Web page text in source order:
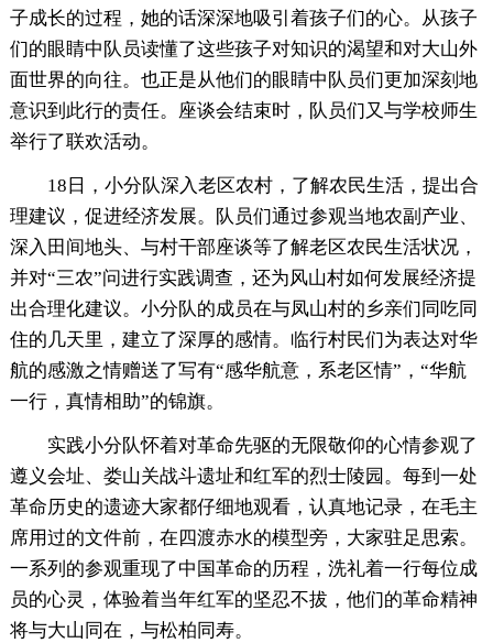
子成长的过程，她的话深深地吸引着孩子们的心。从孩子
们的眼睛中队员读懂了这些孩子对知识的渴望和对大山外
面世界的向往。也正是从他们的眼睛中队员们更加深刻地
意识到此行的责任。座谈会结束时，队员们又与学校师生
举行了联欢活动。
18日，小分队深入老区农村，了解农民生活，提出合
理建议，促进经济发展。队员们通过参观当地农副产业、
深入田间地头、与村干部座谈等了解老区农民生活状况，
并对“三农”问进行实践调查，还为风山村如何发展经济提
出合理化建议。小分队的成员在与凤山村的乡亲们同吃同
住的几天里，建立了深厚的感情。临行村民们为表达对华
航的感激之情赠送了写有“感华航意，系老区情”，“华航
一行，真情相助”的锦旗。
实践小分队怀着对革命先驱的无限敬仰的心情参观了
遵义会址、娄山关战斗遗址和红军的烈士陵园。每到一处
革命历史的遗迹大家都仔细地观看，认真地记录，在毛主
席用过的文件前，在四渡赤水的模型旁，大家驻足思索。
一系列的参观重现了中国革命的历程，洗礼着一行每位成
员的心灵，体验着当年红军的坚忍不拔，他们的革命精神
将与大山同在，与松柏同寿。